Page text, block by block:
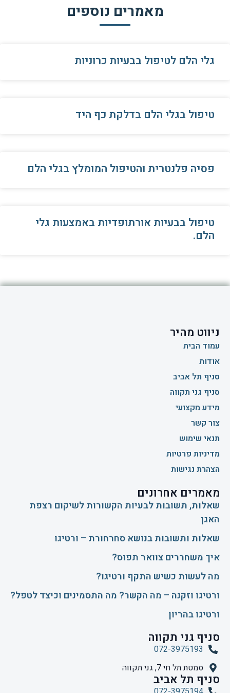
מאמרים נוספים
גלי הלם לטיפול בבעיות כרוניות
טיפול בגלי הלם בדלקת כף היד
פסיה פלנטרית והטיפול המומלץ בגלי הלם
טיפול בבעיות אורתופדיות באמצעות גלי
הלם.
ניווט מהיר
עמוד הבית
אודות
סניף תל אביב
סניף גני תקווה
מידע מקצועי
צור קשר
תנאי שימוש
מדיניות פרטיות
הצהרת נגישות
מאמרים אחרונים
שאלות, תשובות לבעיות הקשורות לשיקום רצפת
האגן
שאלות ותשובות בנושא סחרחורת – ורטיגו
איך משחררים צוואר תפוס?
​מה לעשות כשיש התקף ורטיגו?
ורטיגו וזקנה – מה הקשר? מה התסמינים וכיצד לטפל?
ורטיגו בהריון
סניף גני תקווה
072-3975193
סמטת תל חי 7, גני תקווה
סניף תל אביב